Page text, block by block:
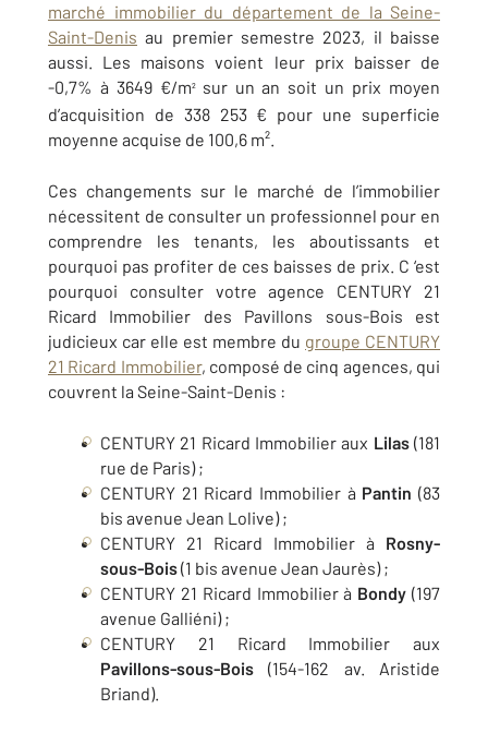
marché immobilier du département de la Seine-
Saint-Denis au premier semestre 2023, il baisse
aussi. Les maisons voient leur prix baisser de
-0,7% à 3649 €/m² sur un an soit un prix moyen
d’acquisition de 338 253 € pour une superficie
moyenne acquise de 100,6 m².
Ces changements sur le marché de l’immobilier
nécessitent de consulter un professionnel pour en
comprendre les tenants, les aboutissants et
pourquoi pas profiter de ces baisses de prix. C ‘est
pourquoi consulter votre agence CENTURY 21
Ricard Immobilier des Pavillons sous-Bois est
judicieux car elle est membre du groupe CENTURY
21 Ricard Immobilier, composé de cinq agences, qui
couvrent la Seine-Saint-Denis :
CENTURY 21 Ricard Immobilier aux Lilas(181
rue de Paris) ;
CENTURY 21 Ricard Immobilier à Pantin (83
bis avenue Jean Lolive) ;
CENTURY 21 Ricard Immobilier à Rosny-
sous-Bois(1 bis avenue Jean Jaurès) ;
CENTURY 21 Ricard Immobilier à Bondy (197
avenue Galliéni) ;
CENTURY 21 Ricard Immobilier aux
Pavillons-sous-Bois (154-162 av. Aristide
Briand).